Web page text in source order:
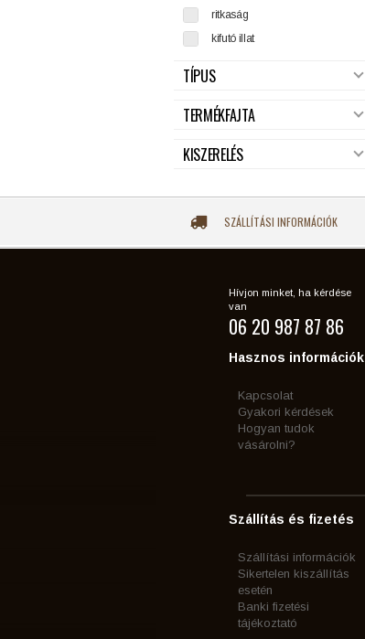
ritkaság
kifutó illat
TÍPUS
TERMÉKFAJTA
KISZERELÉS
SZÁLLÍTÁSI INFORMÁCIÓK
Hívjon minket, ha kérdése
van
06 20 987 87 86
Hasznos információk
Kapcsolat
Gyakori kérdések
Hogyan tudok
vásárolni?
Szállítás és fizetés
Szállítási információk
Sikertelen kiszállítás
esetén
Banki fizetési
tájékoztató